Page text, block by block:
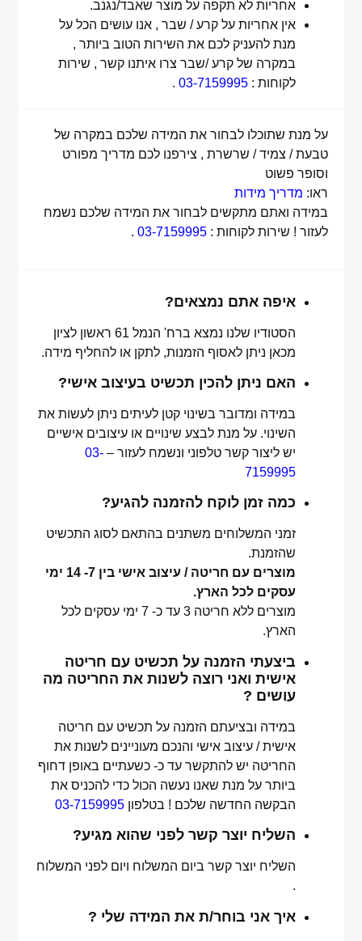
אחריות לא תקפה על מוצר שאבד/נגנב.
אין אחריות על קרע / שבר , אנו עושים הכל על
מנת להעניק לכם את השירות הטוב ביותר ,
במקרה של קרע /שבר צרו איתנו קשר , שירות
לקוחות :03-7159995
.
על מנת שתוכלו לבחור את המידה שלכם במקרה של
טבעת / צמיד / שרשרת , צירפנו לכם מדריך מפורט
וסופר פשוט
ראו: מדריך מידות
במידה ואתם מתקשים לבחור את המידה שלכם נשמח
לעזור ! שירות לקוחות :03-7159995
.
איפה אתם נמצאים?
הסטודיו שלנו נמצא ברח' הנמל 61 ראשון לציון
מכאן ניתן לאסוף הזמנות, לתקן או להחליף מידה.
האם ניתן להכין תכשיט בעיצוב אישי?
במידה ומדובר בשינוי קטן לעיתים ניתן לעשות את
השינוי. על מנת לבצע שינויים או עיצובים אישיים
יש ליצור קשר טלפוני ונשמח לעזור –03-
7159995
כמה זמן לוקח להזמנה להגיע?
זמני המשלוחים משתנים בהתאם לסוג התכשיט
שהזמנת.
מוצרים עם חריטה / עיצוב אישי בין 7- 14 ימי
עסקים לכל הארץ.
מוצרים ללא חריטה 3 עד כ- 7 ימי עסקים לכל
הארץ.
ביצעתי הזמנה על תכשיט עם חריטה
אישית ואני רוצה לשנות את החריטה מה
עושים ?
במידה ובציעתם הזמנה על תכשיט עם חריטה
אישית / עיצוב אישי והנכם מעוניינים לשנות את
החריטה יש להתקשר עד כ- כשעתיים באופן דחוף
ביותר על מנת שאנו נעשה הכול כדי להכניס את
הבקשה החדשה שלכם ! בטלפון03-7159995
השליח יוצר קשר לפני שהוא מגיע?
השליח יוצר קשר ביום המשלוח ויום לפני המשלוח
.
איך אני בוחר/ת את המידה שלי ?